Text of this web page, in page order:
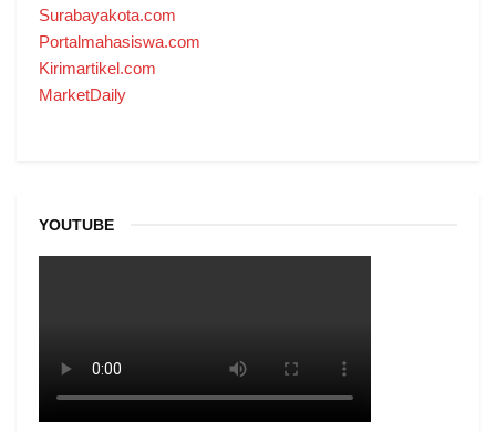
Surabayakota.com
Portalmahasiswa.com
Kirimartikel.com
MarketDaily
YOUTUBE